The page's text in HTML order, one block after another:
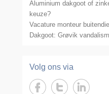
Aluminium dakgoot of
keuze?
Vacature monteur
Dakgoot: Grøvik
Volg ons via